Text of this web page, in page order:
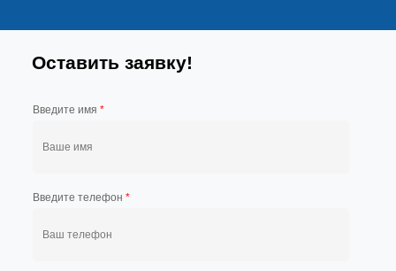
Оставить заявку!
Введите имя *
Введите телефон *